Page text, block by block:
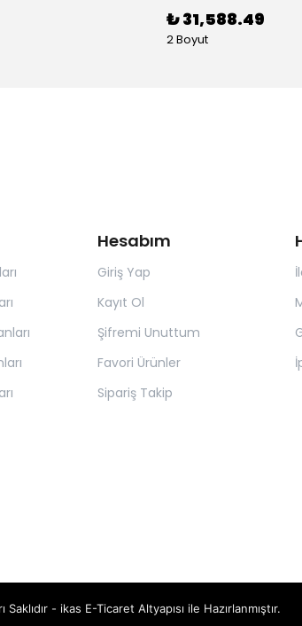
₺ 31,588.49
2 Boyut
Hesabım
Giriş Yap
Kayıt Ol
Şifremi Unuttum
Favori Ürünler
Sipariş Takip
Saklıdır - ikas E-Ticaret Altyapısı ile Hazırlanmıştır.